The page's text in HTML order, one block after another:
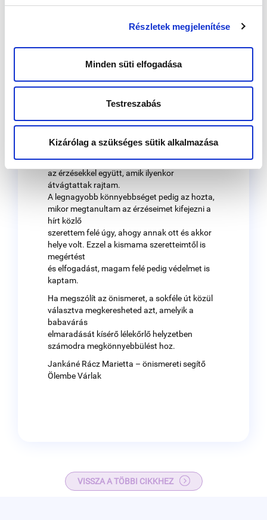
Részletek megjelenítése
Minden süti elfogadása
Testreszabás
Kizárólag a szükséges sütik alkalmazása
mutassak semmit. Sőt, inkább a szöges
őszinte örömöt és
együtt örülést, aminek akkor és ott a szikrája
Aztán a segítőmmel folytatott egyéni segítő
beszélgetések hatására kialakult bennem egy
magam felé. A segítőm elfogadó kísérése és a
tükör, amit tartott nekem, hozzásegítettek
ahhoz, hogy
megértsem és megszeressem magam ezekkel
az érzésekkel együtt, amik ilyenkor
átvágtattak rajtam.
A legnagyobb könnyebbséget pedig az hozta,
mikor megtanultam az érzéseimet kifejezni a
hírt közlő
szerettem felé úgy, ahogy annak ott és akkor
helye volt. Ezzel a kismama szeretteimtől is
megértést
és elfogadást, magam felé pedig védelmet is
kaptam.
Ha megszólít az önismeret, a sokféle út közül
választva megkeresheted azt, amelyik a
babavárás
elmaradását kísérő lélekőrlő helyzetben
számodra megkönnyebbülést hoz.
Jankáné Rácz Marietta – önismereti segítő
Ölembe Várlak
VISSZA A TÖBBI CIKKHEZ